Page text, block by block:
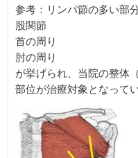
参考：リンパ節の多い部
股関節
首の周り
肘の周り
が挙げられ、当院の整体
部位が治療対象となってい